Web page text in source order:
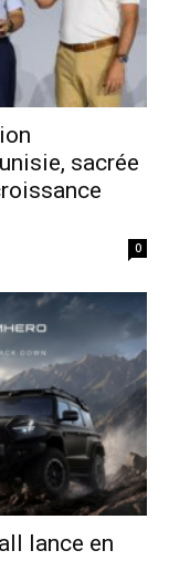
sacrée
0
lance en